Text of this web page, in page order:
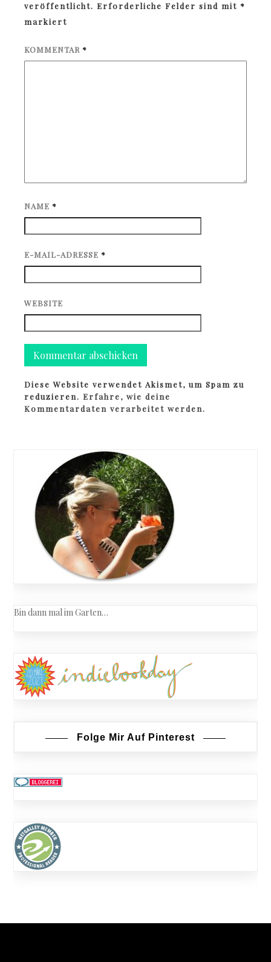
veröffentlicht. Erforderliche Felder sind mit *
markiert
KOMMENTAR *
NAME *
E-MAIL-ADRESSE *
WEBSITE
Diese Website verwendet Akismet, um Spam zu
reduzieren.Erfahre, wie deine
Kommentardaten verarbeitet werden.
Bin dann mal im Garten…
Folge Mir Auf Pinterest